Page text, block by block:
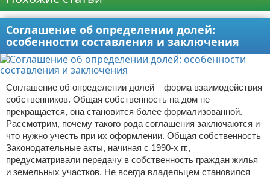
Соглашение об определении долей:
особенности составления и заключения
Соглашение об определении долей – форма взаимодействия
собственников. Общая собственность на дом не
прекращается, она становится более формализованной.
Рассмотрим, почему такого рода соглашения заключаются и
что нужно учесть при их оформлении. Общая собственность
Законодательные акты, начиная с 1990-х гг.,
предусматривали передачу в собственность граждан жилья
и земельных участков. Не всегда владельцем становился